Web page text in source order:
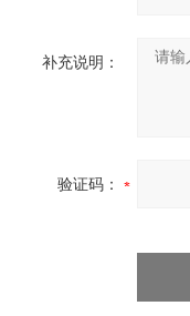
补充说明：
验证码：